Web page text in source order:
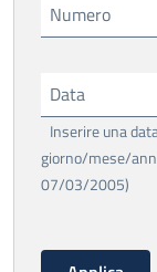
Numero
Data
Inserire una
giorno/mese/
07/03/2005)